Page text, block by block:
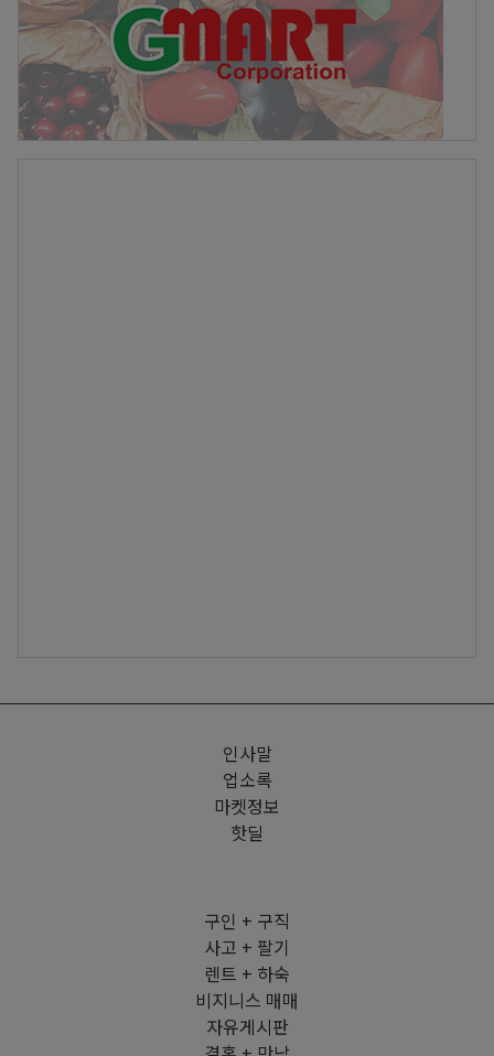
인사말
업소록
마켓정보
핫딜
구인 + 구직
사고 + 팔기
렌트 + 하숙
비지니스 매매
자유게시판